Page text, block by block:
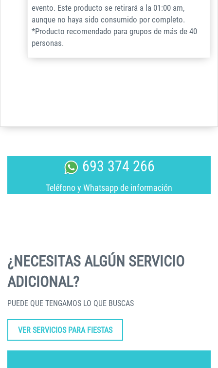
evento. Este producto se retirará a la 01:00 am,
aunque no haya sido consumido por completo.
*Producto recomendado para grupos de más de 40
personas.
693 374 266
Teléfono y Whatsapp de información
¿NECESITAS ALGÚN SERVICIO
ADICIONAL?
PUEDE QUE TENGAMOS LO QUE BUSCAS
VER SERVICIOS PARA FIESTAS